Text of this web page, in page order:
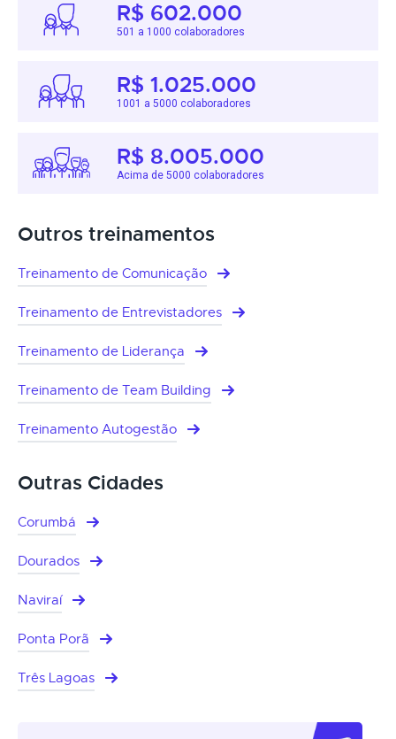
R$ 602.000
501 a 1000 colaboradores
R$ 1.025.000
1001 a 5000 colaboradores
R$ 8.005.000
Acima de 5000 colaboradores
Outros treinamentos
Treinamento de Comunicação
Treinamento de Entrevistadores
Treinamento de Liderança
Treinamento de Team Building
Treinamento Autogestão
Outras Cidades
Corumbá
Dourados
Naviraí
Ponta Porã
Três Lagoas